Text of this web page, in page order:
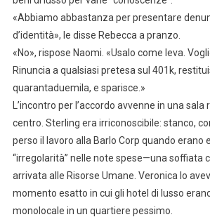
«Abbiamo abbastanza per presentare
d’identità», le disse Rebecca a pranzo.
«No», rispose Naomi. «Usalo come leva.
Rinuncia a qualsiasi pretesa sul 401k,
quarantaduemila, e sparisce.»
L’incontro per l’accordo avvenne in una
centro. Sterling era irriconoscibile: stanco,
perso il lavoro alla Barlo Corp quando erano
“irregolarità” nelle note spese—una soffiata
arrivata alle Risorse Umane. Veronica lo
momento esatto in cui gli hotel di lusso
monolocale in un quartiere pessimo.